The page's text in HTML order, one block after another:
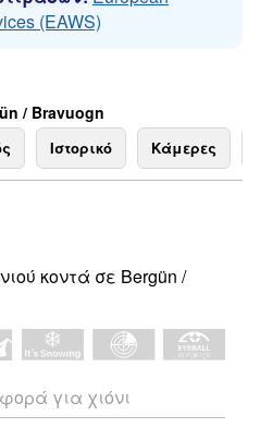
(EAWS)
/ Bravuogn
Ιστορικό Κάμερες
κοντά σε Bergün /
για χιόνι